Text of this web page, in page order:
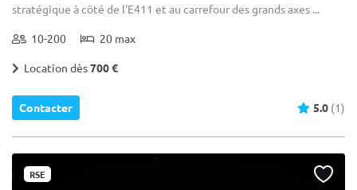
stratégique à côté de l'E411 et au carrefour des grands axes ...
10-200 20 max
Location dès700 €
Contacter 5.0 (1)
RSE